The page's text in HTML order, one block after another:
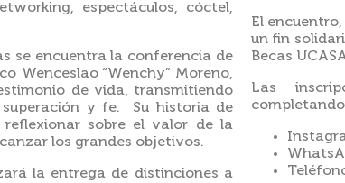
espectáculos, cóctel,
se encuentra la conferencia de
Wenceslao “Wenchy” Moreno,
de vida, transmitiendo
superación y fe. Su historia de
sobre el valor de la
los grandes objetivos.
la entrega de distinciones a
El
un fin
Becas
Las